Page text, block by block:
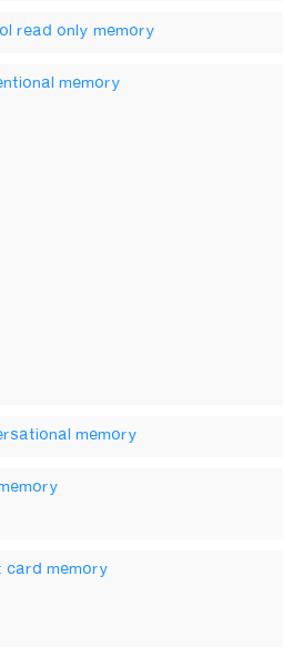
read only memory
memory
memory
memory